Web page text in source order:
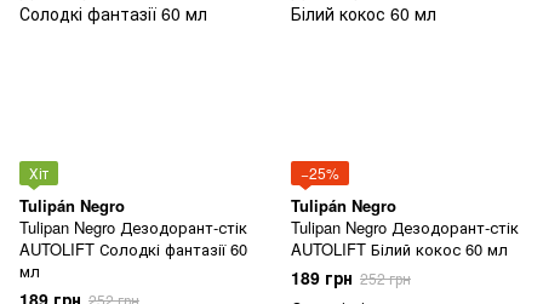
Хіт
Tulipán Negro
Tulipan Negro Дезодорант-стік
AUTOLIFT Солодкі фантазії 60
мл
189 грн 252 грн
−25%
Tulipán Negro
Tulipan Negro Дезодорант-стік
AUTOLIFT Білий кокос 60 мл
189 грн 252 грн